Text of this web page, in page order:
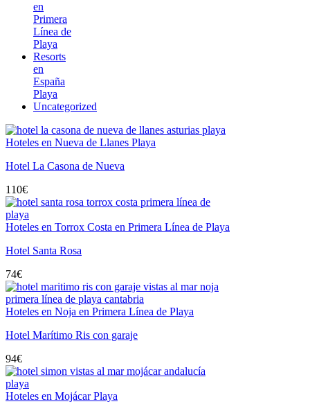
en
Primera
Línea de
Playa
Resorts
en
España
Playa
Uncategorized
Hoteles en Nueva de Llanes Playa
Hotel La Casona de Nueva
110€
Hoteles en Torrox Costa en Primera Línea de Playa
Hotel Santa Rosa
74€
Hoteles en Noja en Primera Línea de Playa
Hotel Marítimo Ris con garaje
94€
Hoteles en Mojácar Playa